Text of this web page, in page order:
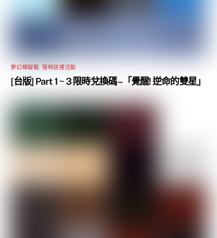
夢幻模擬戰 限時送禮活動
[台版] Part 1 ~ 3 限時兌換碼 –「覺醒! 逆命的雙星」